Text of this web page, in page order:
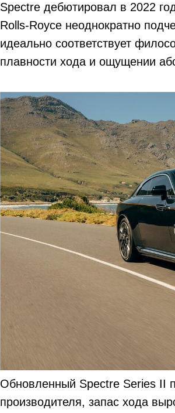
Spectre дебютировал в 2022
Rolls-Royce неоднократно
идеально соответствует
плавности хода и ощущении
Обновленный Spectre Series II
производителя, запас хода